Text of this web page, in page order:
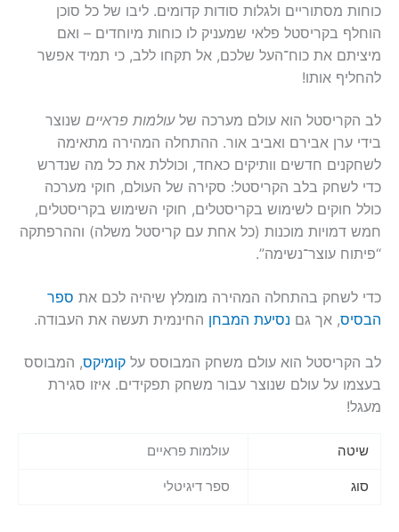
כוחות מסתוריים ולגלות סודות קדומים. ליבו של כל סוכן
הוחלף בקריסטל פלאי שמעניק לו כוחות מיוחדים – ואם
מיציתם את כוח־העל שלכם, אל תקחו ללב, כי תמיד אפשר
להחליף אותו!
לב הקריסטל הוא עולם מערכה שלעולמות פראיים שנוצר
בידי ערן אבירם ואביב אור. ההתחלה המהירה מתאימה
לשחקנים חדשים וותיקים כאחד, וכוללת את כל מה שנדרש
כדי לשחק בלב הקריסטל: סקירה של העולם, חוקי מערכה
כולל חוקים לשימוש בקריסטלים, חוקי השימוש בקריסטלים,
חמש דמויות מוכנות (כל אחת עם קריסטל משלה) וההרפתקה
“פיתוח עוצר־נשימה”.
כדי לשחק בהתחלה המהירה מומלץ שיהיה לכם את ספר
הבסיס, אך גם נסיעת המבחן החינמית תעשה את העבודה.
לב הקריסטל הוא עולם משחק המבוסס על קומיקס, המבוסס
בעצמו על עולם שנוצר עבור משחק תפקידים. איזו סגירת
מעגל!
שיטה עולמות פראיים
סוג ספר דיגיטלי